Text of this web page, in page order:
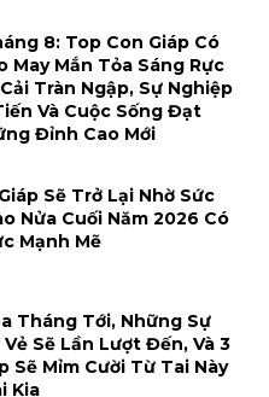
8: Top Con Giáp Có
May Mắn Tỏa Sáng Rực
Tràn Ngập, Sự Nghiệp
Và Cuộc Sống Đạt
Đỉnh Cao Mới
Sẽ Trở Lại Nhờ Sức
Nửa Cuối Năm 2026 Có
Mạnh Mẽ
Tháng Tới, Những Sự
Vẻ Sẽ Lần Lượt Đến, Và 3
Sẽ Mỉm Cười Từ Tai Này
Kia